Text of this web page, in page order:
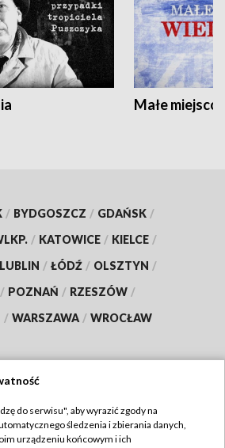
Małe
/ BYDGOSZCZ / GDAŃSK /
/ KATOWICE / KIELCE /
LUBLIN / ŁÓDŹ / OLSZTYN /
/ POZNAŃ / RZESZÓW /
/ WARSZAWA / WROCŁAW
TVP
do serwisu", aby wyrazić zgody na
śledzenia i zbierania danych,
urządzeniu końcowym i ich